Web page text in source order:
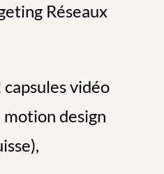
Réseaux
vidéo
design